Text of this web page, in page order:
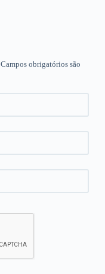
Campos obrigatórios são